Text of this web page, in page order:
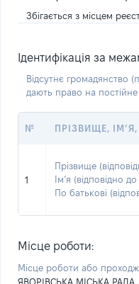
Збігається з місцем
Ідентифікація за
Відсутнє громадянство
дають право на
№ ПРІЗВИЩЕ,
1
Прізвище
Ім’я (відповідно
По батькові
Місце роботи:
Місце роботи або
ЯВОРІВСЬКА МІСЬКА РАДА